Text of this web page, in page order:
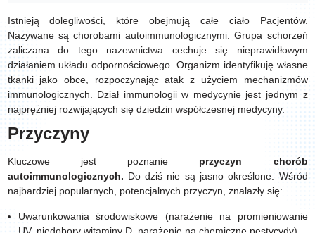
Istnieją dolegliwości, które obejmują całe ciało Pacjentów.
Nazywane są chorobami autoimmunologicznymi. Grupa schorzeń
zaliczana do tego nazewnictwa cechuje się nieprawidłowym
działaniem układu odpornościowego. Organizm identyfikuję własne
tkanki jako obce, rozpoczynając atak z użyciem mechanizmów
immunologicznych. Dział immunologii w medycynie jest jednym z
najprężniej rozwijających się dziedzin współczesnej medycyny.
Przyczyny
Kluczowe jest poznanie przyczyn chorób
autoimmunologicznych. Do dziś nie są jasno określone. Wśród
najbardziej popularnych, potencjalnych przyczyn, znalazły się:
Uwarunkowania środowiskowe (narażenie na promieniowanie